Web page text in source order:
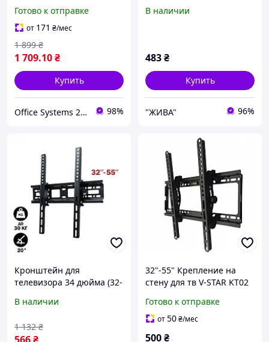
монитора с диагональю
30 - 55 TV53 Eagle
Готово к отправке
от 171 ₴/мес
1 709.10₴
1 899 ₴
Купить
Office Systems 24 - меблі для всіх! Україна! Підбираємо з любов'ю! 98%
В наличии
483₴
Купить
"ЖИВА" 96%
Кронштейн для
телевизора 34 дюйма (32-
крепление для плазмы,
телевизора с большим
В наличии
1 132 ₴
32"-55" Крепление на
стену для тв V-STAR KT02
наклоном
Готово к отправке
от50₴/мес
500₴